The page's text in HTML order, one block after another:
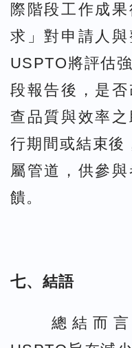
際階段工作成
求」對申請人與
USPTO將評估
段報告後，是
查品質與效率
行期間或結束後
屬管道，供參
饋。
七、結語
總結而言